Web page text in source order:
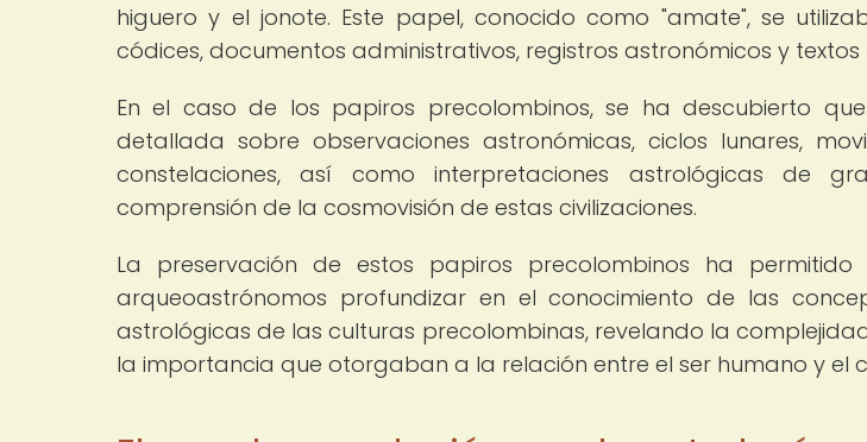
higuero y el jonote. Este papel, conocido como "amate", se
códices, documentos administrativos, registros astronómicos y textos
En el caso de los papiros precolombinos, se ha descubierto
detallada sobre observaciones astronómicas, ciclos lunares,
constelaciones, así como interpretaciones astrológicas de
comprensión de la cosmovisión de estas civilizaciones.
La preservación de estos papiros precolombinos ha
arqueoastrónomos profundizar en el conocimiento de las
astrológicas de las culturas precolombinas, revelando la
la importancia que otorgaban a la relación entre el ser humano y el